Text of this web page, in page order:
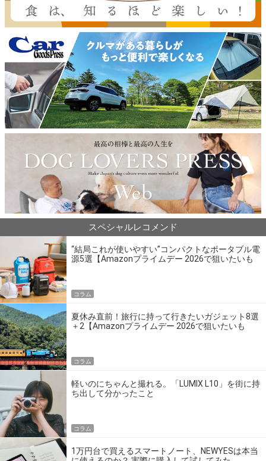
スペシャルレコメンド
“結局これが使いやすい”コンパクトなポータブル電
源5選【Amazonプライムデー 2026で狙いたいも
コラム
夏休み直前！旅行に持って行きたいガジェット8選
＋2【Amazonプライムデー 2026で狙いたいも
コラム
軽いのにちゃんと撮れる。「LUMIX L10」を街に持
ち出して分かったこと
コラム
1万円台で買えるスマートノート、NEWYESは本当